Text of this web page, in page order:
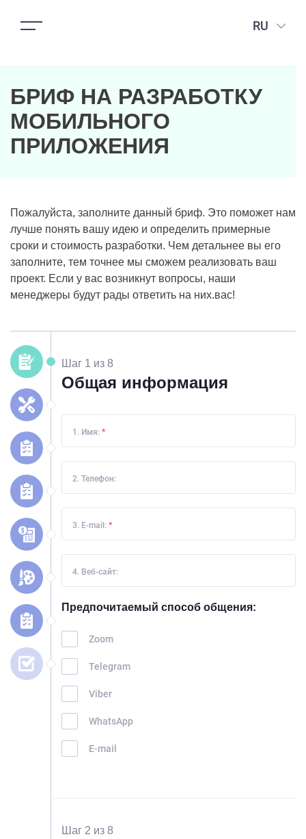
RU
БРИФ НА РАЗРАБОТКУ
МОБИЛЬНОГО
ПРИЛОЖЕНИЯ
Пожалуйста, заполните данный бриф. Это поможет нам
лучше понять вашу идею и определить примерные
сроки и стоимость разработки. Чем детальнее вы его
заполните, тем точнее мы сможем реализовать ваш
проект. Если у вас возникнут вопросы, наши
менеджеры будут рады ответить на них.вас!
Шаг 1 из 8
Общая информация
1. Имя: *
2. Телефон:
3. E-mail: *
4. Веб-сайт:
Предпочитаемый способ общения:
Zoom
Telegram
Viber
WhatsApp
E-mail
Шаг 2 из 8